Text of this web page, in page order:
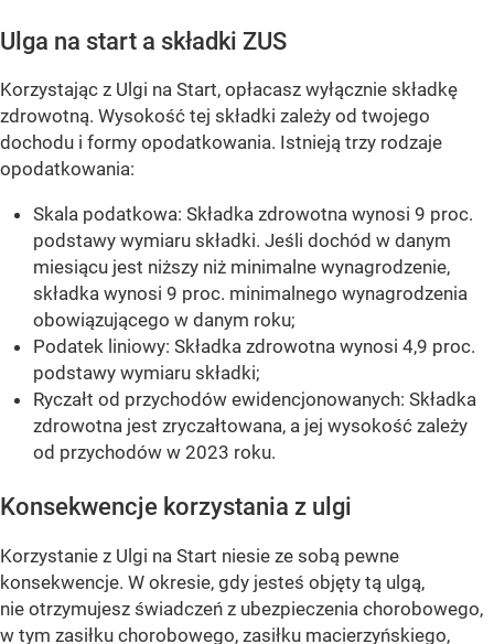
Ulga na start a składki ZUS
Korzystając z Ulgi na Start, opłacasz wyłącznie składkę
zdrowotną. Wysokość tej składki zależy od twojego
dochodu i formy opodatkowania. Istnieją trzy rodzaje
opodatkowania:
Skala podatkowa: Składka zdrowotna wynosi 9 proc.
podstawy wymiaru składki. Jeśli dochód w danym
miesiącu jest niższy niż minimalne wynagrodzenie,
składka wynosi 9 proc. minimalnego wynagrodzenia
obowiązującego w danym roku;
Podatek liniowy: Składka zdrowotna wynosi 4,9 proc.
podstawy wymiaru składki;
Ryczałt od przychodów ewidencjonowanych: Składka
zdrowotna jest zryczałtowana, a jej wysokość zależy
od przychodów w 2023 roku.
Konsekwencje korzystania z ulgi
Korzystanie z Ulgi na Start niesie ze sobą pewne
konsekwencje. W okresie, gdy jesteś objęty tą ulgą,
nie otrzymujesz świadczeń z ubezpieczenia chorobowego,
w tym zasiłku chorobowego, zasiłku macierzyńskiego,